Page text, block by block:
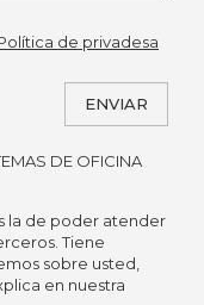
de privadesa
ENVIAR
DE OFICINA
la de poder atender
Tiene
sobre usted,
en nuestra